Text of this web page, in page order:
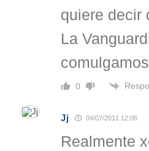
quiere decir
La
0
Jj 04/07/2011 12:06
Realmente